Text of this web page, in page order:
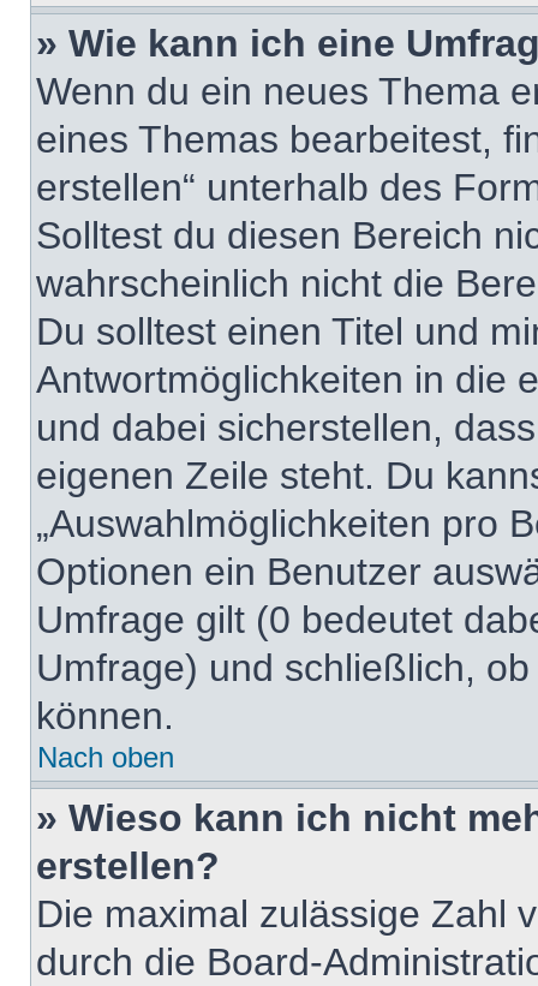
» Wie kann ich eine
Wenn du ein neues Thema
eines Themas bearbeitest,
erstellen“ unterhalb des
Solltest du diesen Bereich
wahrscheinlich nicht die
Du solltest einen Titel und
Antwortmöglichkeiten in die
und dabei sicherstellen,
eigenen Zeile steht. Du
„Auswahlmöglichkeiten pro
Optionen ein Benutzer
Umfrage gilt (0 bedeutet
Umfrage) und schließlich,
können.
Nach oben
» Wieso kann ich nicht
erstellen?
Die maximal zulässige Zahl
durch die Board-